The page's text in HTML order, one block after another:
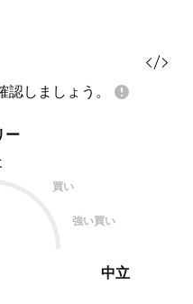
しましょう。
ー
買い
強い買い
中立